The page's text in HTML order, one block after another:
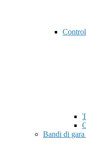
Bandi di gara